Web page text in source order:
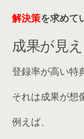
解決策を求めて
成果が見
登録率が高い特
それは成果が想
例えば、